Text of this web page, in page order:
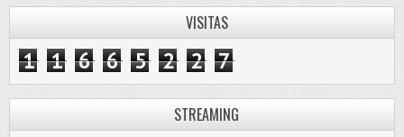
VISITAS
1 1 6 6 5 2 2 7
STREAMING